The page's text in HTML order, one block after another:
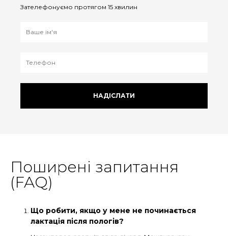
Зателефонуємо протягом 15 хвилин
НАДІСЛАТИ
Поширені запитання
(FAQ)
Що робити, якщо у мене не починається
лактація після пологів?